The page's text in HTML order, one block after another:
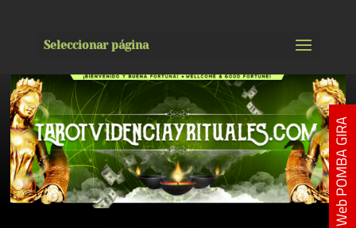
Seleccionar página
Web POMBA GIRA